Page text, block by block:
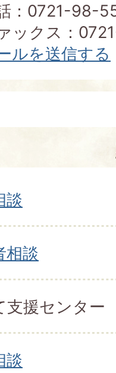
：0721-98-
ックス：
ルを送信する
談
相談
支援センター
談